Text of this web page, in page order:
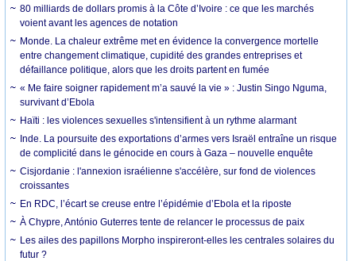
80 milliards de dollars promis à la Côte d’Ivoire : ce que les marchés
voient avant les agences de notation
Monde. La chaleur extrême met en évidence la convergence mortelle
entre changement climatique, cupidité des grandes entreprises et
défaillance politique, alors que les droits partent en fumée
« Me faire soigner rapidement m’a sauvé la vie » : Justin Singo Nguma,
survivant d’Ebola
Haïti : les violences sexuelles s'intensifient à un rythme alarmant
Inde. La poursuite des exportations d’armes vers Israël entraîne un risque
de complicité dans le génocide en cours à Gaza – nouvelle enquête
Cisjordanie : l'annexion israélienne s'accélère, sur fond de violences
croissantes
En RDC, l’écart se creuse entre l’épidémie d’Ebola et la riposte
À Chypre, António Guterres tente de relancer le processus de paix
Les ailes des papillons Morpho inspireront-elles les centrales solaires du
futur ?